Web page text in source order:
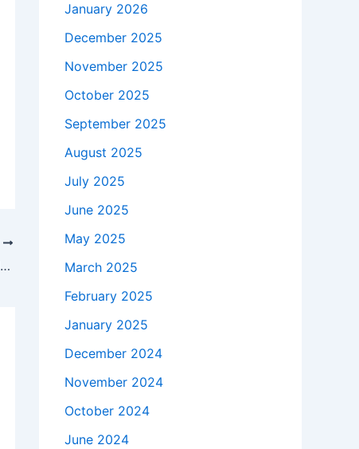
All About News Anchors Tony Dokoupil and Katy Tur’s Relationship
January 2026
December 2025
November 2025
October 2025
September 2025
August 2025
July 2025
June 2025
May 2025
March 2025
February 2025
January 2025
December 2024
November 2024
October 2024
June 2024